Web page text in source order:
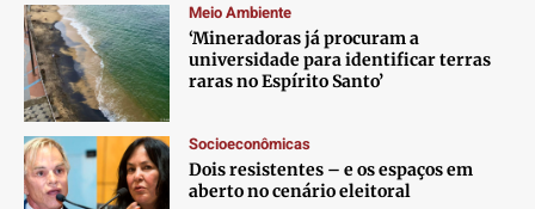
Meio Ambiente
‘Mineradoras já procuram a
universidade para identificar terras
raras no Espírito Santo’
Socioeconômicas
Dois resistentes – e os espaços em
aberto no cenário eleitoral